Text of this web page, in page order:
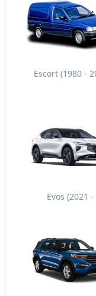
Escort (1980 -
Evos (2021 -